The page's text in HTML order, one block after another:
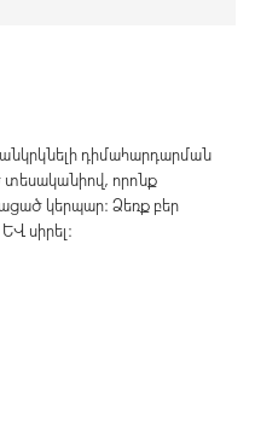
դիմահարդարման
տեսականիով, որոնք
կերպար։ Ձեռք բեր
սիրել։